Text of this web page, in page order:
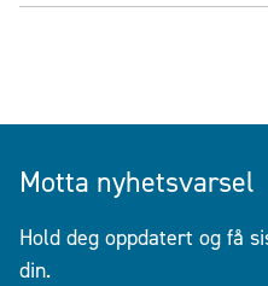
Motta nyhetsvarsel
Hold deg oppdatert og få
din.